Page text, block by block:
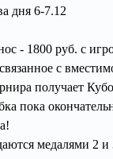
дня 6-7.12
- 1800 руб. с
с
получает
пока
медалями 2 и